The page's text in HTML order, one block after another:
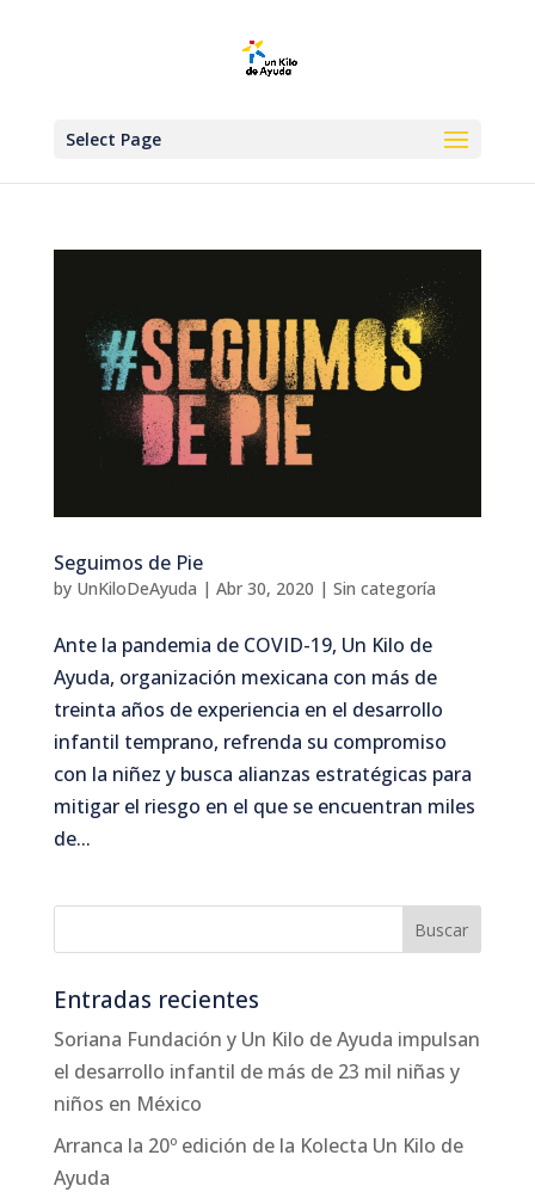
Select Page
Seguimos de Pie
by UnKiloDeAyuda | Abr 30, 2020 | Sin categoría
Ante la pandemia de COVID-19, Un Kilo de
Ayuda, organización mexicana con más de
treinta años de experiencia en el desarrollo
infantil temprano, refrenda su compromiso
con la niñez y busca alianzas estratégicas para
mitigar el riesgo en el que se encuentran miles
de...
Entradas recientes
Soriana Fundación y Un Kilo de Ayuda impulsan
el desarrollo infantil de más de 23 mil niñas y
niños en México
Arranca la 20º edición de la Kolecta Un Kilo de
Ayuda